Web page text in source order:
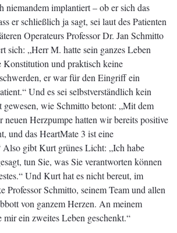
niemandem implantiert – ob er sich das
er schließlich ja sagt, sei laut des Patienten
Operateurs Professor Dr. Jan Schmitto
sich: „Herr M. hatte sein ganzes Leben
Konstitution und praktisch keine
er war für den Eingriff ein
Und es sei selbstverständlich kein
gewesen, wie Schmitto betont: „Mit dem
neuen Herzpumpe hatten wir bereits positive
und das HeartMate 3 ist eine
gibt Kurt grünes Licht: „Ich habe
tun Sie, was Sie verantworten können
Und Kurt hat es nicht bereut, im
Professor Schmitto, seinem Team und allen
von ganzem Herzen. An meinem
mir ein zweites Leben geschenkt.“